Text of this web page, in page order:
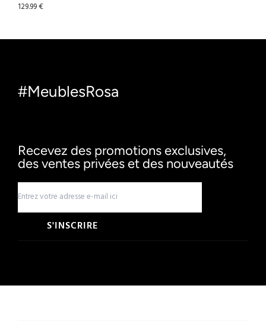
129.99€
#MeublesRosa
Recevez des promotions exclusives,
des ventes privées et des nouveautés
S'INSCRIRE